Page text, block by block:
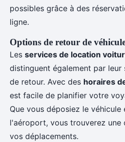
possibles grâce à des
ligne.
Options de retour de
Les services de location
distinguent également par
de retour. Avec des horaires
est facile de planifier votre
Que vous déposiez le véhicule
l'aéroport, vous trouverez
vos déplacements.